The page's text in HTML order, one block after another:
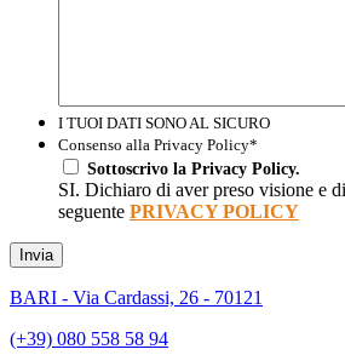
I TUOI DATI SONO AL SICURO
Consenso alla Privacy Policy*
Sottoscrivo la Privacy Policy.
SI. Dichiaro di aver preso visione e
seguente PRIVACY POLICY
Invia
BARI - Via Cardassi, 26 - 70121
(+39) 080 558 58 94